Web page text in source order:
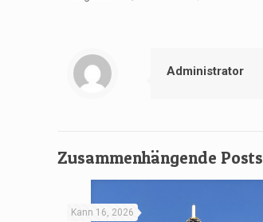
Administrator
Zusammenhängende Posts
Kann 16, 2026